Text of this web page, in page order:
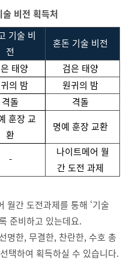
비전 획득처
기술 비
전
혼돈 기술 비전
태양 검은 태양
의 밤 원귀의 밤
격돌
격돌
훈장교
환
명예 훈장 교환
-
나이트메어 월
간 도전 과제
월간 도전과제를 통해 ‘기술
준비하고 있는데요.
명한, 무결한, 찬란한, 수호 총
택하여 획득하실 수 있습니다.